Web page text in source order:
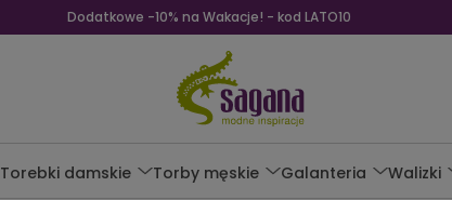
Dodatkowe -10% na Wakacje! - kod LATO10
Torebki damskie Torby męskie Galanteria Walizki